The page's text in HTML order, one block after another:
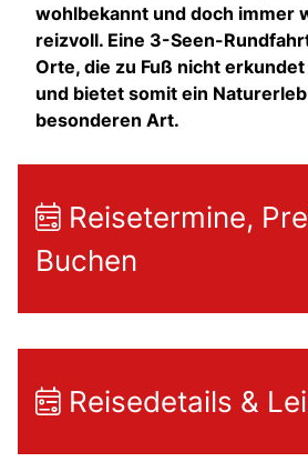
wohlbekannt und doch immer
reizvoll. Eine 3-Seen-
Orte, die zu Fuß nicht
und bietet somit ein
besonderen Art.
Reisetermine,
Buchen
Reisedetails &